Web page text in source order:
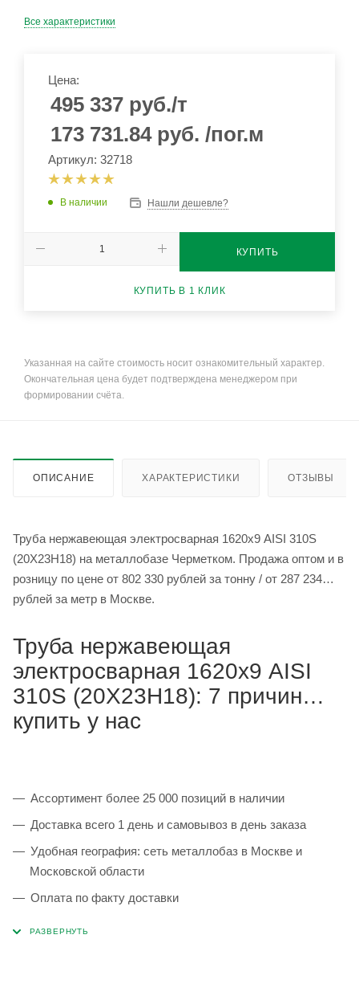
Все характеристики
Цена:
495 337 руб./т
173 731.84 руб. /пог.м
Артикул: 32718
В наличии Нашли дешевле?
КУПИТЬ
КУПИТЬ В 1 КЛИК
Указанная на сайте стоимость носит ознакомительный характер.
Окончательная цена будет подтверждена менеджером при
формировании счёта.
ОПИСАНИЕ ХАРАКТЕРИСТИКИ ОТЗЫВЫ
Труба нержавеющая электросварная 1620х9 AISI 310S
(20Х23Н18) на металлобазе Черметком. Продажа оптом и в
розницу по цене от 802 330 рублей за тонну / от 287 234
рублей за метр в Москве.
Труба нержавеющая
электросварная 1620х9 AISI
310S (20Х23Н18): 7 причин
купить у нас
Ассортимент более 25 000 позиций в наличии
Доставка всего 1 день и самовывоз в день заказа
Удобная география: сеть металлобаз в Москве и
Московской области
Оплата по факту доставки